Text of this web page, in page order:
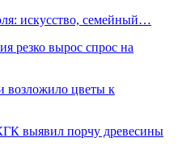
искусство, семейный…
резко вырос спрос на
возложило цветы к
выявил порчу древесины